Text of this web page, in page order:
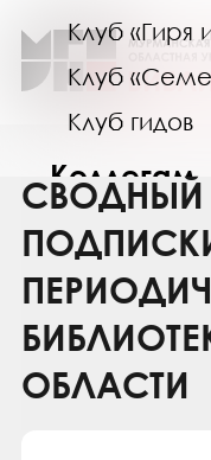
Клуб «Гиря
Клуб
Клуб гидов
Коллегам
Контакты
СВОДНЫЙ
ОБЛАСТИ